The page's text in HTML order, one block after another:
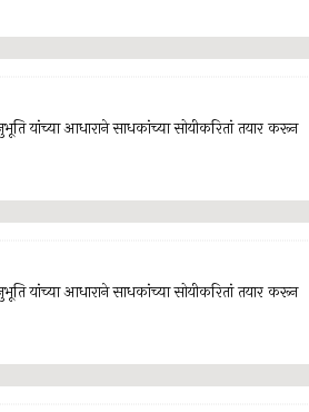
यांच्या आधाराने साधकांच्या सोयीकरितां तयार करून
यांच्या आधाराने साधकांच्या सोयीकरितां तयार करून